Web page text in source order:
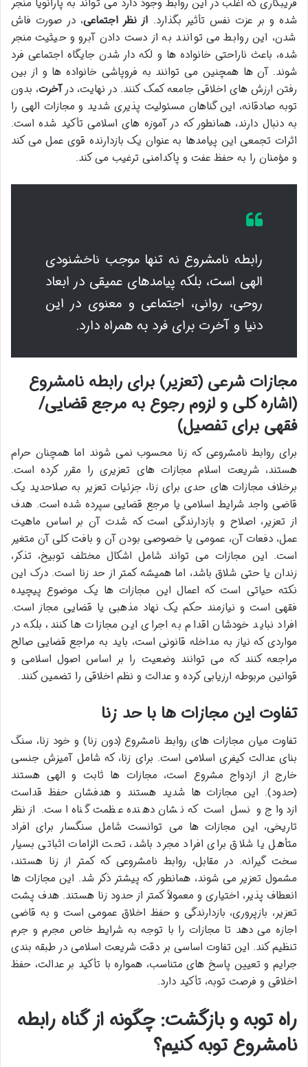
فریبکاری که اغلب در این روابط وجود دارد می تواند به پارانویا منجر
شده و بر عزت نفس تأثیر بگذارد. از نظر اجتماعی، در صورت فاش
شدن، این روابط می توانند به از دست دادن آبرو و حیثیت منجر
شده، باعث ناراحتی خانواده ها و لکه دار شدن جایگاه اجتماعی فرد
شوند. آن ها همچنین می توانند به فروپاشی خانواده ها و از بین
رفتن ارزش های اخلاقی جامعه کمک کنند. در نهایت، درآخرت، بدون
توبه صادقانه، این گناهان مسئولیت پذیری شدید و مجازات الهی را
به دنبال دارند، همانطور که در آموزه های اسلامی تأکید شده است.
اثرات تجمعی این پیامدها به عنوان یک بازدارنده قوی عمل می کند
و مؤمنان را به حفظ عفت و پاکدامنی ترغیب می کند.
رابطه نامشروع نه تنها موجب ناخشنودی
الهی است، بلکه پیامدهای عمیقی در ابعاد
روحی، روانی، اجتماعی و معنوی در این
دنیا و آخرت برای فرد به همراه دارد.
مجازات شرعی (تعزیر) برای رابطه نامشروع
(اشاره کلی و لزوم رجوع به مرجع قضایی/
فقهی برای تفصیل)
برای روابط نامشروعی که زنا محسوب نمی شوند اما همچنان حرام
هستند، شریعت اسلام مجازات های تعزیری را مقرر کرده است.
برخلاف مجازات های حدی برای زنا، جزئیات تعزیر به صلاحدید یک
قاضی واجد شرایط اسلامی یا مرجع قضایی سپرده شده است. هدف
از تعزیر، اصلاح و بازدارندگی است که شدت آن بر اساس ماهیت
عمل، دفعات آن، عمومی یا خصوصی بودن آن و بافت کلی آن متغیر
است. این مجازات می تواند شامل اشکال مختلف توبیخ، تذکر،
زندان یا حتی شلاق باشد، اما همیشه کمتر از حد زنا است. درک این
نکته حیاتی است که اعمال این مجازات ها یک موضوع پیچیده
فقهی است و نیازمند حکم یک نهاد مذهبی یا قضایی مجاز است.
افراد نباید خودشان اقدام به اجرای این مجازات ها کنند، بلکه در
مواردی که نیاز به مداخله قانونی است، باید به مراجع قضایی صالح
مراجعه کنند که می توانند وضعیت را بر اساس اصول اسلامی و
قوانین مربوطه ارزیابی کرده و عدالت و نظم اخلاقی را تضمین کنند.
تفاوت این مجازات ها با حد زنا
تفاوت میان مجازات های روابط نامشروع (دون زنا) و خود زنا، سنگ
بنای عدالت کیفری اسلامی است. برای زنا، که شامل آمیزش جنسی
خارج از ازدواج مشروع است، مجازات ها ثابت و الهی هستند
(حدود). این مجازات ها شدید هستند و هدفشان حفظ قداست
ازدواج و نسل است که نشان دهنده عظمت گناه است. از نظر
تاریخی، این مجازات ها می توانست شامل سنگسار برای افراد
متأهل یا شلاق برای افراد مجرد باشد، تحت الزامات اثباتی بسیار
سخت گیرانه. در مقابل، روابط نامشروعی که کمتر از زنا هستند،
مشمول تعزیر می شوند، همانطور که پیشتر ذکر شد. این مجازات ها
انعطاف پذیر، اختیاری و معمولاً کمتر از حدود زنا هستند. هدف پشت
تعزیر، بازپروری، بازدارندگی و حفظ اخلاق عمومی است و به قاضی
اجازه می دهد تا مجازات را با توجه به شرایط خاص مجرم و جرم
تنظیم کند. این تفاوت اساسی بر دقت شریعت اسلامی در طبقه بندی
جرایم و تعیین پاسخ های متناسب، همواره با تأکید بر عدالت، حفظ
اخلاقی و فرصت توبه، تأکید دارد.
راه توبه و بازگشت: چگونه از گناه رابطه
نامشروع توبه کنیم؟